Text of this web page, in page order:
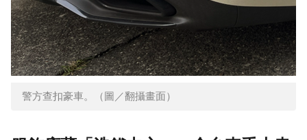
警方查扣豪車。（圖／翻攝畫面）